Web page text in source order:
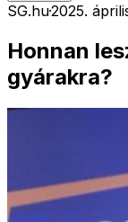
SG.hu·2025.
Honnan
gyárakra?